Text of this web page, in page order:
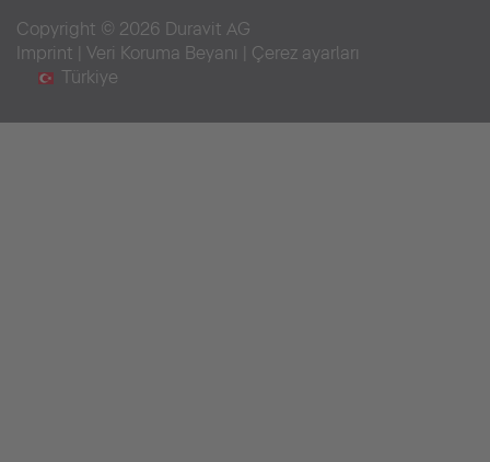
Copyright © 2026 Duravit AG
Imprint
Veri Koruma Beyanı
Çerez ayarları
Türkiye